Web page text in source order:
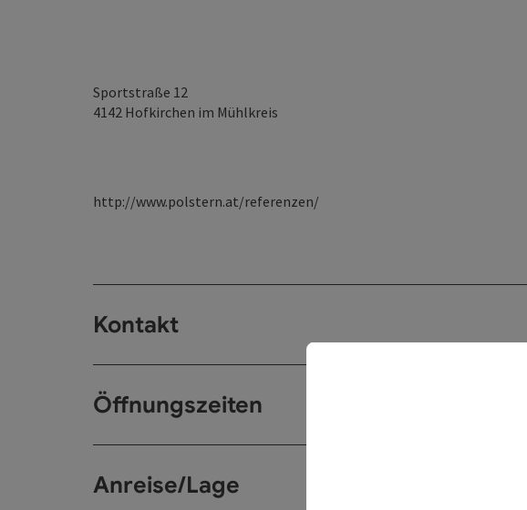
Sportstraße 12
4142 Hofkirchen im Mühlkreis
http://www.polstern.at/referenzen/
Kontakt
Öffnungszeiten
Anreise/Lage